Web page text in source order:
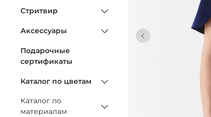
Стритвир
Аксессуары
Подарочные
сертификаты
Каталог по цветам
Каталог по
материалам